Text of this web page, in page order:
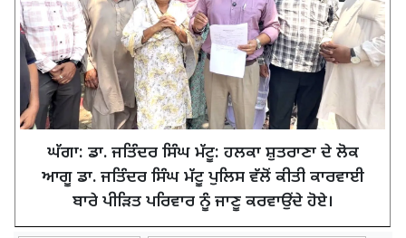
ਘੱਗਾ: ਡਾ. ਜਤਿੰਦਰ ਸਿੰਘ ਮੱਟੂ: ਹਲਕਾ ਸ਼ੁਤਰਾਣਾ ਦੇ ਲੋਕ
ਆਗੂ ਡਾ. ਜਤਿੰਦਰ ਸਿੰਘ ਮੱਟੂ ਪੁਲਿਸ ਵੱਲੋਂ ਕੀਤੀ ਕਾਰਵਾਈ
ਬਾਰੇ ਪੀੜਿਤ ਪਰਿਵਾਰ ਨੂੰ ਜਾਣੂ ਕਰਵਾਉਂਦੇ ਹੋਏ।